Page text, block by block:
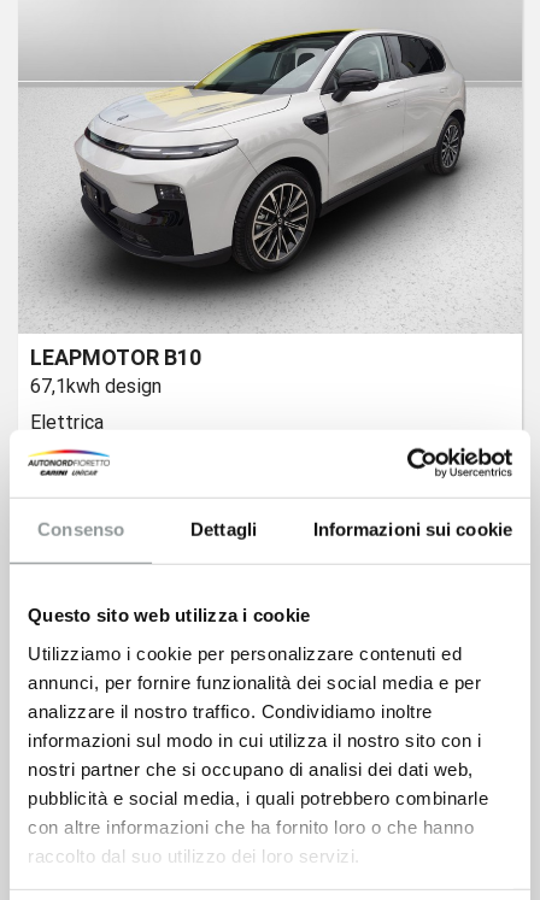
Consenso Dettagli Informazioni sui cookie
Questo sito web utilizza i cookie
Utilizziamo i cookie per personalizzare contenuti ed
annunci, per fornire funzionalità dei social media e per
analizzare il nostro traffico. Condividiamo inoltre
informazioni sul modo in cui utilizza il nostro sito con i
nostri partner che si occupano di analisi dei dati web,
pubblicità e social media, i quali potrebbero combinarle
con altre informazioni che ha fornito loro o che hanno
raccolto dal suo utilizzo dei loro servizi.
LEAPMOTOR B10
67,1kwh design
Elettrica
31.700